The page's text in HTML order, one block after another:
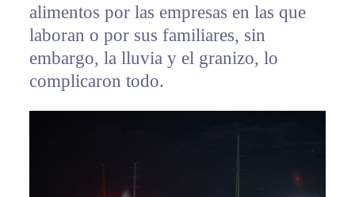
alimentos por las empresas en las que
laboran o por sus familiares, sin
embargo, la lluvia y el granizo, lo
complicaron todo.